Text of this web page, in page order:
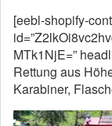
[eebl-shopify-
MTk1NjE=”
Rettung aus
Karabiner,